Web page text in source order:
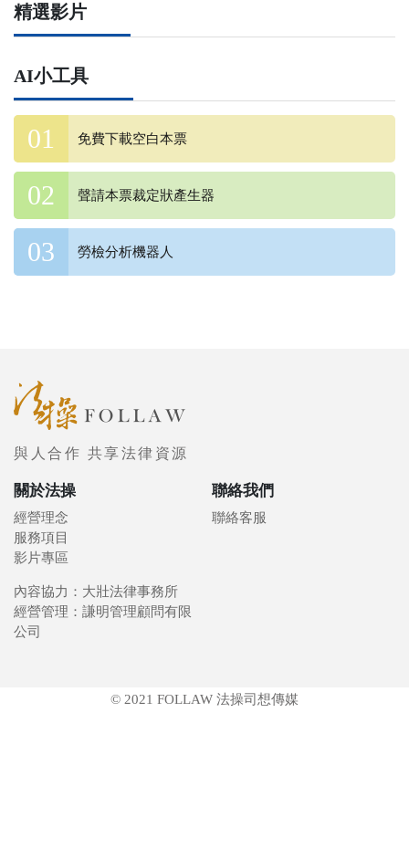
精選影片
AI小工具
免費下載空白本票
聲請本票裁定狀產生器
勞檢分析機器人
與人合作 共享法律資源
關於法操
經營理念
服務項目
影片專區
聯絡我們
聯絡客服
內容協力：大壯法律事務所
經營管理：謙明管理顧問有限
公司
© 2021 FOLLAW 法操司想傳媒